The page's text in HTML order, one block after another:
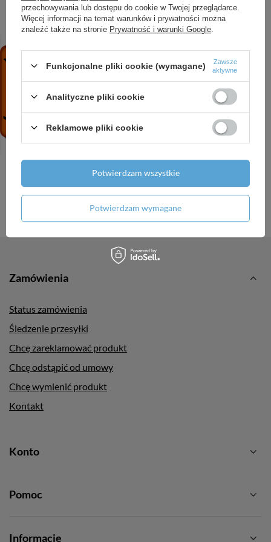
Zapisz się do naszego
newslettera
Wyrażam zgodę na przetwarzanie podanych powyżej danych
Wyrażam zgodę na otrzymywanie informacji handlowych o
wybranych produktach i promocjach
Zamówienia
Status zamówienia
Śledzenie przesyłki
Chcę zareklamować produkt
Chcę odstąpić od umowy
Chcę wymienić produkt
Kontakt
Konto
Pomoc
Informacje
przechowywania lub dostępu do cookie w Twojej przeglądarce.
Więcej informacji na temat warunków i prywatności można
znaleźć także na stronie Prywatność i warunki Google
Funkcjonalne pliki cookie (wymagane)
Zawsze
aktywne
Analityczne pliki cookie
Reklamowe pliki cookie
Potwierdzam wymagane
Potwierdzam wszystkie